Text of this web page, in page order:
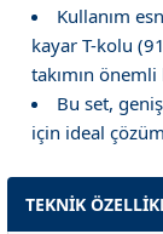
Kullanım
kayar T-kolu
takımın
Bu set,
için ideal
TEKNİK